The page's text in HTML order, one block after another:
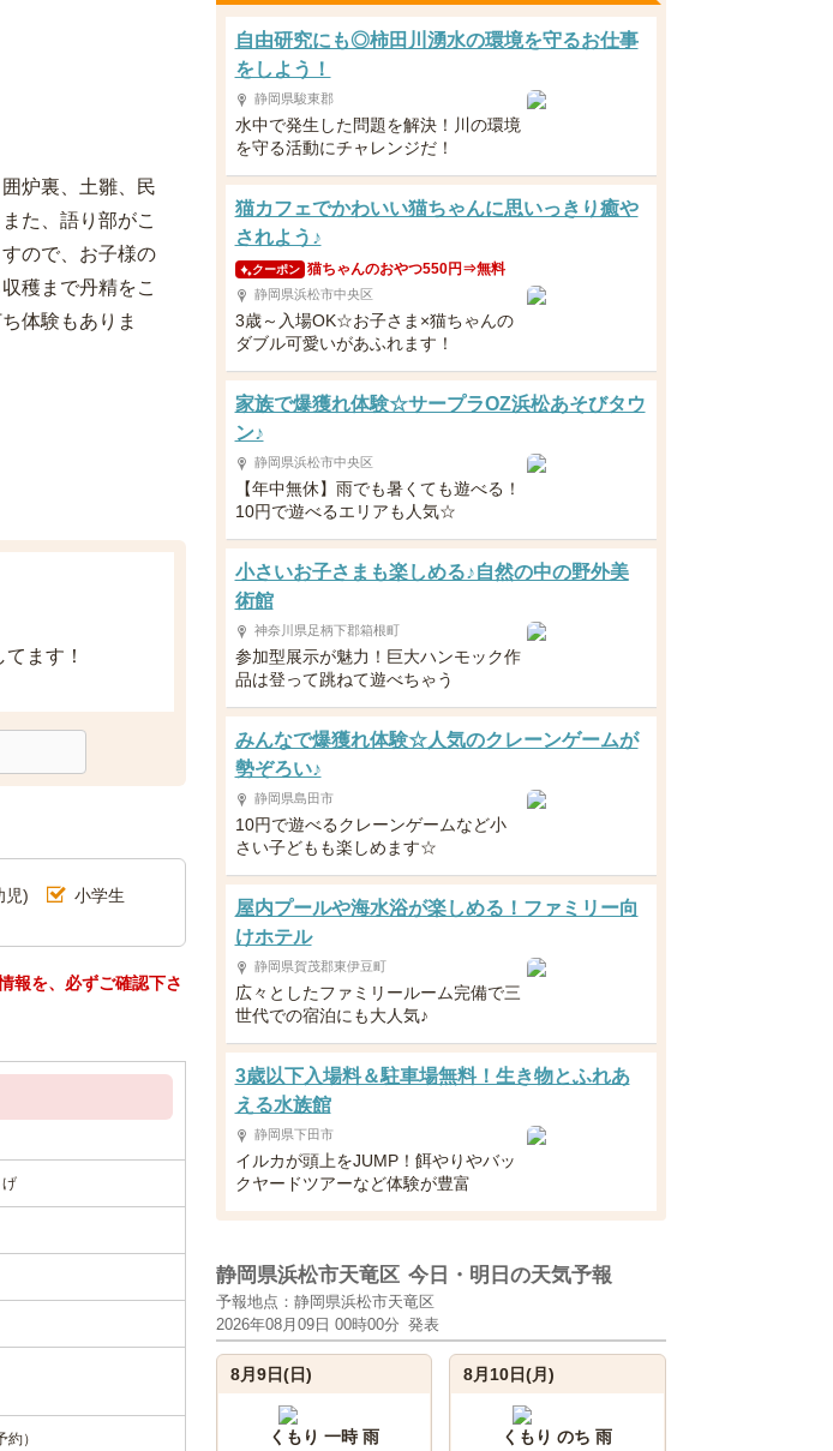
炉裏、土雛、民
た、語り部がこ
ので、お子様の
穫まで丹精をこ
体験もありま
ます！
児)
小学生
報を、必ずご確認下さ
）
自由研究にも◎柿田川湧水の環境を守るお仕事
をしよう！
静岡県駿東郡
水中で発生した問題を解決！川の環境
を守る活動にチャレンジだ！
猫カフェでかわいい猫ちゃんに思いっきり癒や
されよう♪
クーポン 猫ちゃんのおやつ550円⇒無料
静岡県浜松市中央区
3歳～入場OK☆お子さま×猫ちゃんの
ダブル可愛いがあふれます！
家族で爆獲れ体験☆サープラOZ浜松あそびタウ
ン♪
静岡県浜松市中央区
【年中無休】雨でも暑くても遊べる！
10円で遊べるエリアも人気☆
小さいお子さまも楽しめる♪自然の中の野外美
術館
神奈川県足柄下郡箱根町
参加型展示が魅力！巨大ハンモック作
品は登って跳ねて遊べちゃう
みんなで爆獲れ体験☆人気のクレーンゲームが
勢ぞろい♪
静岡県島田市
10円で遊べるクレーンゲームなど小
さい子どもも楽しめます☆
屋内プールや海水浴が楽しめる！ファミリー向
けホテル
静岡県賀茂郡東伊豆町
広々としたファミリールーム完備で三
世代での宿泊にも大人気♪
3歳以下入場料＆駐車場無料！生き物とふれあ
える水族館
静岡県下田市
イルカが頭上をJUMP！餌やりやバッ
クヤードツアーなど体験が豊富
静岡県浜松市天竜区 今日・明日の天気予報
予報地点：静岡県浜松市天竜区
2026年08月09日 00時00分 発表
8月9日(日)
くもり 一時 雨
8月10日(月)
くもり のち 雨